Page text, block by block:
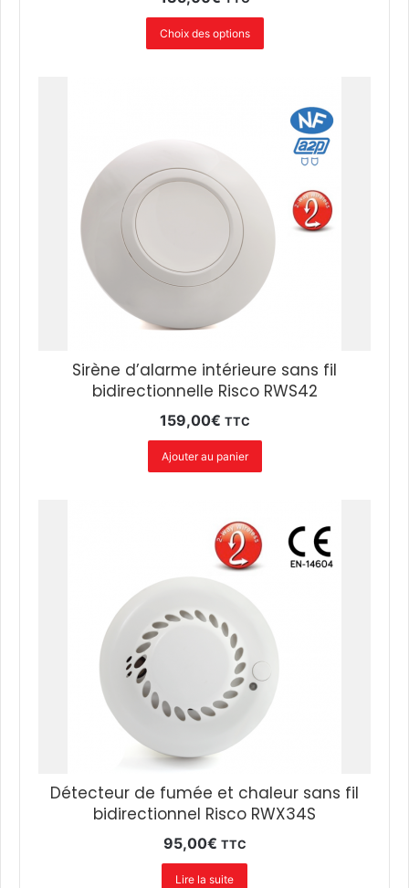
Choix des options
Sirène d’alarme intérieure sans fil
bidirectionnelle Risco RWS42
159,00€ TTC
Ajouter au panier
Détecteur de fumée et chaleur sans fil
bidirectionnel Risco RWX34S
95,00€ TTC
Lire la suite